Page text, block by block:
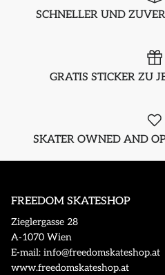
SCHNELLER UND
GRATIS STICKER ZU
SKATER OWNED AND
FREEDOM SKATESHOP
Zieglergasse 28
A-1070 Wien
E-mail: info@freedomskateshop.at
www.freedomskateshop.at